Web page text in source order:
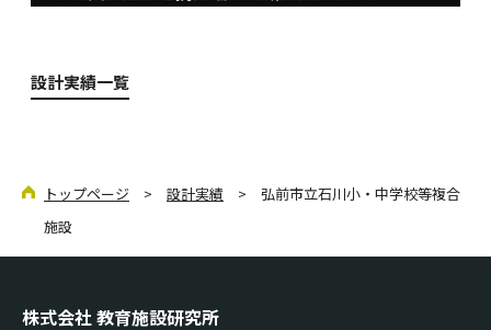
設計実績一覧
トップページ > 設計実績 > 弘前市立石川小・中学校等複合
施設
株式会社 教育施設研究所